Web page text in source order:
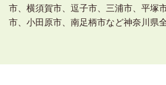
市、 横須賀市、逗子市、三浦市、平塚
市、小田原市、南足柄市など神奈川県